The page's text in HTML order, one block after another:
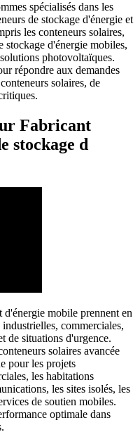
spécialisés dans les
de stockage d'énergie et
les conteneurs solaires,
stockage d'énergie mobiles,
photovoltaïques.
répondre aux demandes
solaires, de
Fabricant
stockage d
d'énergie mobile prennent en
commerciales,
de situations d'urgence.
solaires avancée
pour les projets
les habitations
les sites isolés, les
de soutien mobiles.
optimale dans